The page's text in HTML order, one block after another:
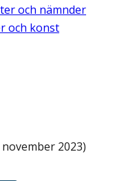
och nämnder
och konst
2023)